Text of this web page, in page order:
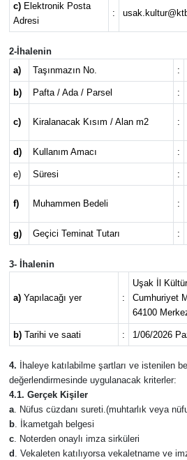
c)Elektronik Posta
Adresi
:
2-İhalenin
a)
Taşınmazın No. :
b) Pafta / Ada / Parsel :
c) Kiralanacak Kısım / Alan m2 :
d) Kullanım Amacı :
e) Süresi :
f) Muhammen Bedeli :
g) Geçici Teminat Tutarı :
3- İhalenin
a)Yapılacağı yer :
Uşak İl
Cumhuriyet
64100
b)Tarihi ve saati : 1/06/2026
4.
İhaleye katılabilme şartları ve istenilen
değerlendirmesinde uygulanacak kriterler:
4.1. Gerçek Kişiler
a. Nüfus cüzdanı sureti.(muhtarlık veya
b. İkametgah belgesi
c. Noterden onaylı imza sirküleri
d . Vekaleten katılıyorsa vekaletname ve